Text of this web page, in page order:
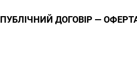
ПУБЛІЧНИЙ ДОГОВІР —